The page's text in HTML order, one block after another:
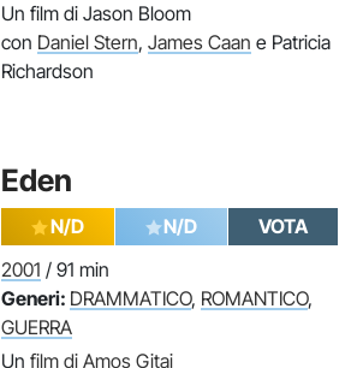
Un film di Jason Bloom
con Daniel Stern, James Caan e Patricia
Richardson
Eden
N/D N/D
VOTA
2001 / 91 min
Generi: DRAMMATICO, ROMANTICO,
GUERRA
Un film di Amos Gitai